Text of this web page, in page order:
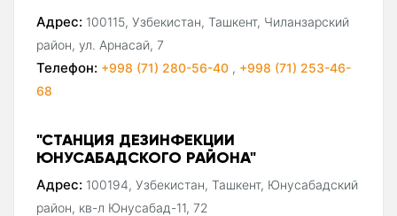
Адрес: 100115, Узбекистан, Ташкент, Чиланзарский
район, ул. Арнасай, 7
Телефон: +998 (71) 280-56-40 , +998 (71) 253-46-
68
"СТАНЦИЯ ДЕЗИНФЕКЦИИ
ЮНУСАБАДСКОГО РАЙОНА"
Адрес: 100194, Узбекистан, Ташкент, Юнусабадский
район, кв-л Юнусабад-11, 72